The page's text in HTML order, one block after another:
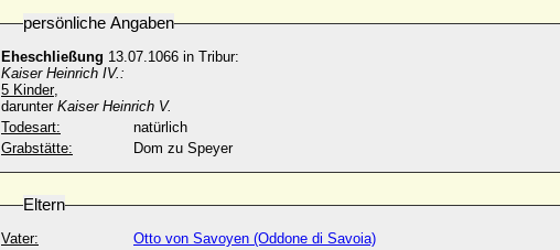
persönliche Angaben
Eheschließung 13.07.1066 in Tribur:
Kaiser Heinrich IV.:
5 Kinder,
darunter Kaiser Heinrich V.
Todesart:
natürlich
Grabstätte:
Dom zu Speyer
Eltern
Vater:
Otto von Savoyen (Oddone di Savoia)